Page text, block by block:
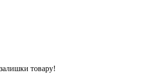
товару!